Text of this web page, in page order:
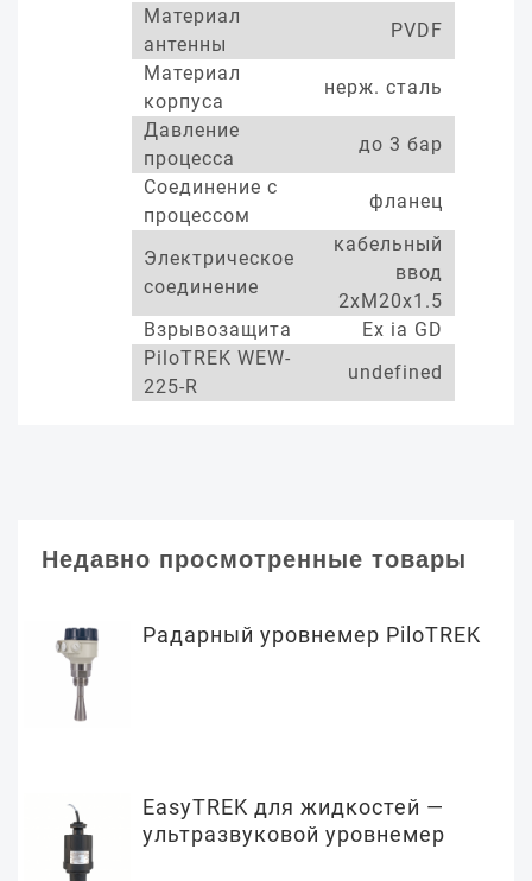
Материал
антенны
PVDF
Материал
корпуса
нерж. сталь
Давление
процесса
до 3 бар
Соединение с
процессом
фланец
Электрическое
соединение
кабельный
ввод
2xM20x1.5
Взрывозащита
Ex ia GD
PiloTREK WEW-
225-R
undefined
Недавно просмотренные товары
Радарный уровнемер PiloTREK
EasyTREK для жидкостей —
ультразвуковой уровнемер